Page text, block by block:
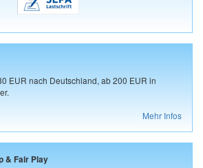
EUR nach Deutschland, ab 200 EUR in
Mehr Infos
& Fair Play